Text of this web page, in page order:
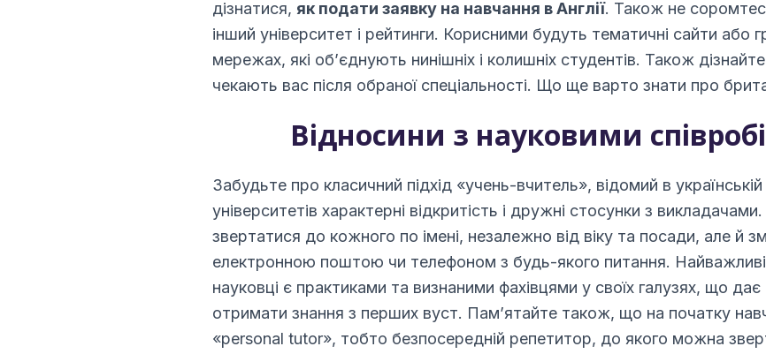
дізнатися, як подати заявку на навчання в Англії. Також не
інший університет і рейтинги. Корисними будуть тематичні сайти або
мережах, які об’єднують нинішніх і колишніх студентів. Також
чекають вас після обраної спеціальності. Що ще варто знати про
Відносини з науковими
Забудьте про класичний підхід «учень-вчитель», відомий в
університетів характерні відкритість і дружні стосунки з
звертатися до кожного по імені, незалежно від віку та посади, але й
електронною поштою чи телефоном з будь-якого питання.
науковці є практиками та визнаними фахівцями у своїх галузях, що
отримати знання з перших вуст. Пам’ятайте також, що на початку
«personal tutor», тобто безпосередній репетитор, до якого можна